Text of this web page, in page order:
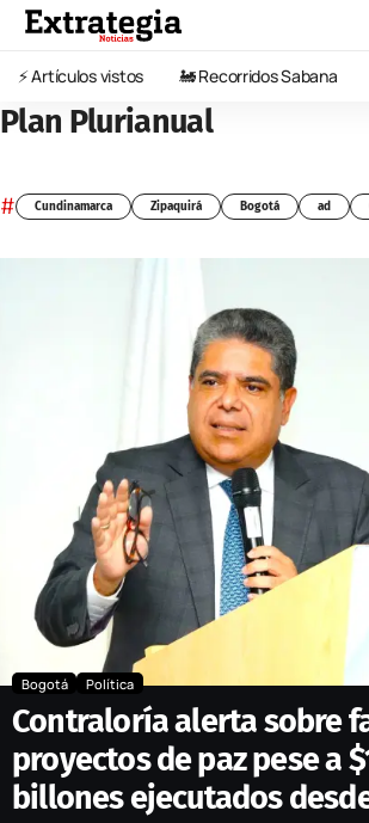
⚡️ Artículos vistos 🚂 Recorridos Sabana
Plan Plurianual
# Cundinamarca Zipaquirá Bogotá ad
Bogotá Política
Contraloría alerta sobre
proyectos de paz pese a
billones ejecutados